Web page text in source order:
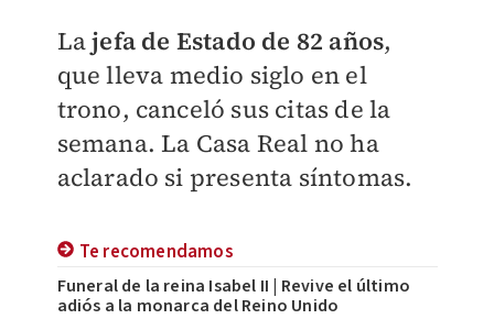
Lajefa de Estado de 82 años,
que lleva medio siglo en el
trono, canceló sus citas de la
semana. La Casa Real no ha
aclarado si presenta síntomas.
Te recomendamos
Funeral de la reina Isabel II | Revive el último
adiós a la monarca del Reino Unido